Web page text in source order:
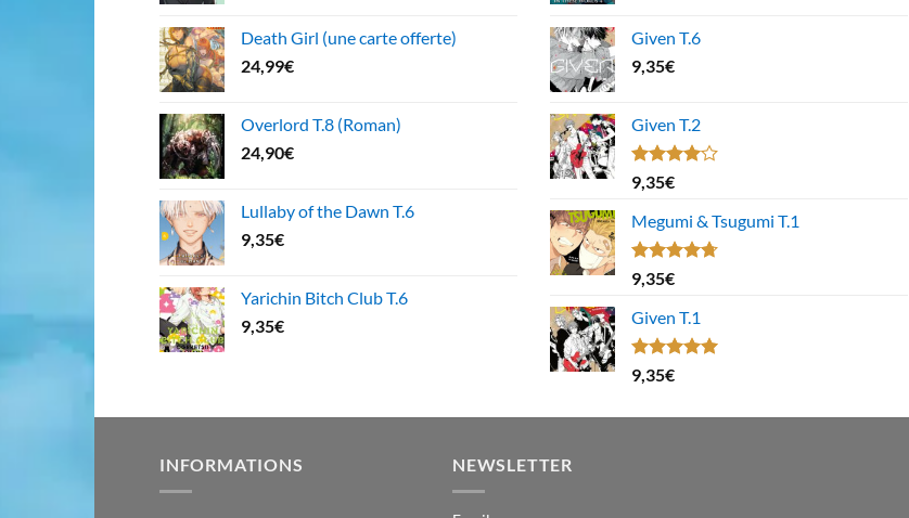
Death Girl (une carte offerte)
24,99€
Overlord T.8 (Roman)
24,90€
Lullaby of the Dawn T.6
9,35€
Yarichin Bitch Club T.6
9,35€
Given T.6
9,35€
Given T.2
Note
4.00
5
9,35€
Megumi & Tsugumi T.1
Note4.67
sur 5
9,35€
Given T.1
Note5.00
sur 5
9,35€
INFORMATIONS NEWSLETTER